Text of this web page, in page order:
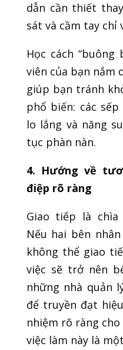
dẫn cần thiết
sát và cầm tay chỉ
Học cách “buông
viên của bạn nắm
giúp bạn tránh
phổ biến: các
lo lắng và năng
tục phàn nàn.
4. Hướng về
điệp rõ ràng
Giao tiếp là chìa
Nếu hai bên
không thể giao
việc sẽ trở nên
những nhà quản
để truyền đạt
nhiệm rõ ràng cho
việc làm này là